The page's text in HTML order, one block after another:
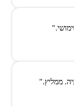
ממליץ."